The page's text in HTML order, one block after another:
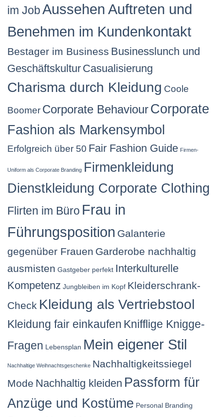
im Job Aussehen Auftreten und
Benehmen im Kundenkontakt
Bestager im Business Businesslunch und
Geschäftskultur Casualisierung
Charisma durch Kleidung Coole
Boomer Corporate BehaviourCorporate
Fashion als Markensymbol
Erfolgreich über 50 Fair Fashion Guide Firmen-
Uniform als Corporate Branding Firmenkleidung
Dienstkleidung Corporate Clothing
Flirten im Büro Frau in
Führungsposition Galanterie
gegenüber Frauen Garderobe nachhaltig
ausmisten Gastgeber perfekt Interkulturelle
Kompetenz Jungbleiben im Kopf Kleiderschrank-
Check Kleidung als Vertriebstool
Kleidung fair einkaufen Knifflige Knigge-
Fragen Lebensplan Mein eigener Stil
Nachhaltige Weihnachtsgeschenke Nachhaltigkeitssiegel
Mode Nachhaltig kleiden Passform für
Anzüge und Kostüme Personal Branding